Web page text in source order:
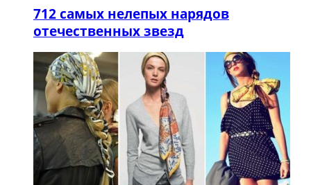
712 самых нелепых нарядов
отечественных звезд